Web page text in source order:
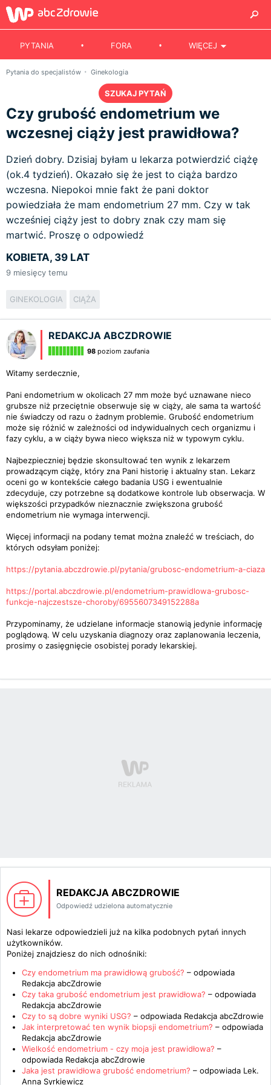
PYTANIA FORA WIĘCEJ
Pytania do specjalistów Ginekologia
SZUKAJ PYTAŃ
Czy grubość endometrium we
wczesnej ciąży jest prawidłowa?
Dzień dobry. Dzisiaj byłam u lekarza potwierdzić ciążę
(ok.4 tydzień). Okazało się że jest to ciąża bardzo
wczesna. Niepokoi mnie fakt że pani doktor
powiedziała że mam endometrium 27 mm. Czy w tak
wcześniej ciąży jest to dobry znak czy mam się
martwić. Proszę o odpowiedź
KOBIETA, 39 LAT
9 miesięcy temu
GINEKOLOGIA CIĄŻA
REDAKCJA ABCZDROWIE
98 poziom zaufania
Witamy serdecznie,
Pani endometrium w okolicach 27 mm może być uznawane nieco
grubsze niż przeciętnie obserwuje się w ciąży, ale sama ta wartość
nie świadczy od razu o żadnym problemie. Grubość endometrium
może się różnić w zależności od indywidualnych cech organizmu i
fazy cyklu, a w ciąży bywa nieco większa niż w typowym cyklu.
Najbezpieczniej będzie skonsultować ten wynik z lekarzem
prowadzącym ciążę, który zna Pani historię i aktualny stan. Lekarz
oceni go w kontekście całego badania USG i ewentualnie
zdecyduje, czy potrzebne są dodatkowe kontrole lub obserwacja. W
większości przypadków nieznacznie zwiększona grubość
endometrium nie wymaga interwencji.
Więcej informacji na podany temat można znaleźć w treściach, do
których odsyłam poniżej:
https://pytania.abczdrowie.pl/pytania/grubosc-endometrium-a-ciaza
https://portal.abczdrowie.pl/endometrium-prawidlowa-grubosc-
funkcje-najczestsze-choroby/6955607349152288a
Przypominamy, że udzielane informacje stanowią jedynie informację
poglądową. W celu uzyskania diagnozy oraz zaplanowania leczenia,
prosimy o zasięgnięcie osobistej porady lekarskiej.
REDAKCJA ABCZDROWIE
Odpowiedź udzielona automatycznie
Nasi lekarze odpowiedzieli już na kilka podobnych pytań innych
użytkowników.
Poniżej znajdziesz do nich odnośniki:
Czy endometrium ma prawidłową grubość? – odpowiada
Redakcja abcZdrowie
Czy taka grubość endometrium jest prawidłowa? – odpowiada
Redakcja abcZdrowie
Czy to są dobre wyniki USG? – odpowiada Redakcja abcZdrowie
Jak interpretować ten wynik biopsji endometrium? – odpowiada
Redakcja abcZdrowie
Wielkość endometrium - czy moja jest prawidłowa? –
odpowiada Redakcja abcZdrowie
Jaka jest prawidłowa grubość endometrium? – odpowiada Lek.
Anna Syrkiewicz